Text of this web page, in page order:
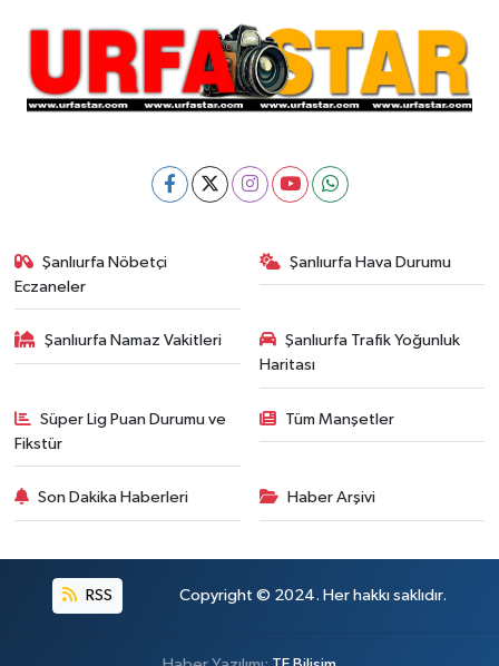
Şanlıurfa Nöbetçi
Eczaneler
Şanlıurfa Hava Durumu
Şanlıurfa Namaz Vakitleri
Şanlıurfa Trafik Yoğunluk
Haritası
Süper Lig Puan Durumu ve
Fikstür
Tüm Manşetler
Son Dakika Haberleri Haber Arşivi
RSS Copyright © 2024. Her hakkı saklıdır.